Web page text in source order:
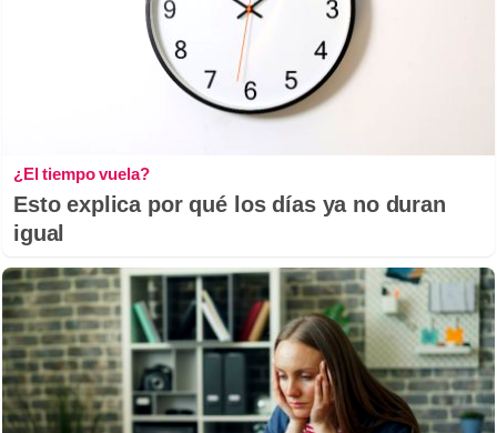
¿El tiempo vuela?
Esto explica por qué los días ya no duran
igual